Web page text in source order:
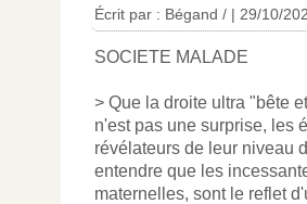
Écrit par : Bégand / | 29/10/
SOCIETE MALADE
> Que la droite ultra "bête
n'est pas une surprise, les
révélateurs de leur niveau
entendre que les
maternelles, sont le reflet